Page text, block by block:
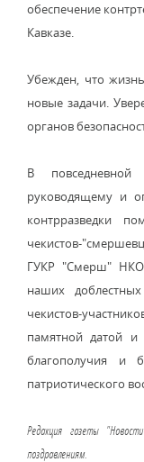
обеспечение
Кавказе.
Убежден, что
новые задачи.
органов
В повседневной
руководящему и
контрразведки
чекистов-
ГУКР "Смерш" НКО
наших
чекистов-
памятной датой
благополучия и
патриотического
Редакция газеты
поздравлениям.